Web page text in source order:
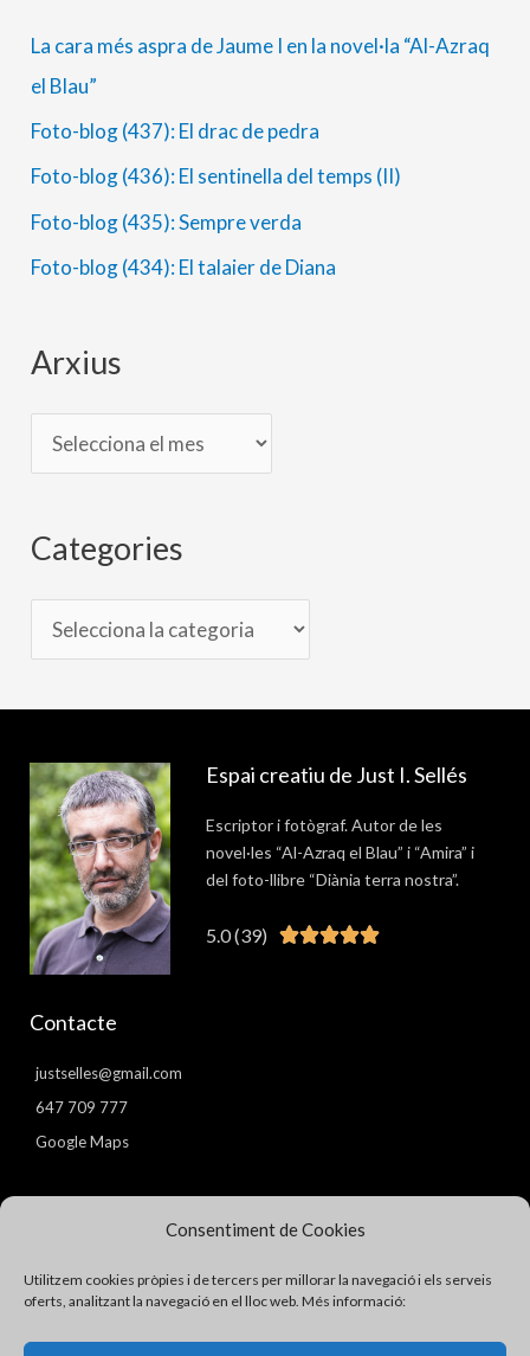
Consentiment de Cookies
Utilitzem cookies pròpies i de tercers per millorar la navegació i els serveis
oferts, analitzant la navegació en el lloc web. Més informació:
La cara més aspra de Jaume I en la novel·la “Al-Azraq
el Blau”
Foto-blog (437): El drac de pedra
Foto-blog (436): El sentinella del temps (II)
Foto-blog (435): Sempre verda
Foto-blog (434): El talaier de Diana
Arxius
x
i
u
s
Categories
t
e
g
o
r
i
Espai creatiu de Just I. Sellés
Escriptor i fotògraf. Autor de les
novel·les “Al-Azraq el Blau” i “Amira” i
del foto-llibre “Diània terra nostra”.
5.0 (39) Valorat
Contacte
justselles@gmail.com
647 709 777
Google Maps
Pàgines
Política de Privacitat